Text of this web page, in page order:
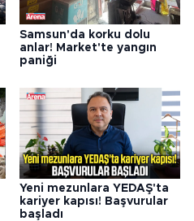
Samsun'da korku dolu
anlar! Market'te yangın
paniği
Yeni mezunlara YEDAŞ'ta
kariyer kapısı! Başvurular
başladı